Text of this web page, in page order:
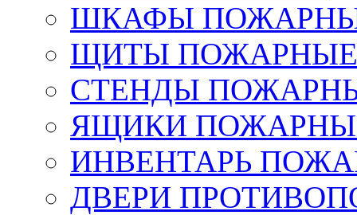
ШКАФЫ
ЩИТЫ ПОЖАРНЫЕ
СТЕНДЫ
ЯЩИКИ ПОЖАРНЫЕ
ИНВЕНТАРЬ
ДВЕРИ